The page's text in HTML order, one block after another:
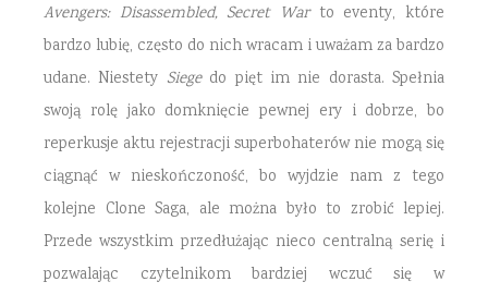
Avengers: Disassembled, Secret Warto eventy, które
bardzo lubię, często do nich wracam i uważam za bardzo
udane. Niestety Siege do pięt im nie dorasta. Spełnia
swoją rolę jako domknięcie pewnej ery i dobrze, bo
reperkusje aktu rejestracji superbohaterów nie mogą się
ciągnąć w nieskończoność, bo wyjdzie nam z tego
kolejne Clone Saga, ale można było to zrobić lepiej.
Przede wszystkim przedłużając nieco centralną serię i
pozwalając czytelnikom bardziej wczuć się w